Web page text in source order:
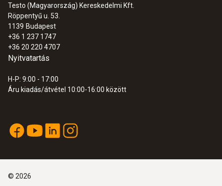
Testo (Magyarország) Kereskedelmi Kft.
Röppentyű u. 53.
1139 Budapest
+36 1 237 1747
+36 20 220 4707
Nyitvatartás
H-P: 9:00 - 17:00
Áru kiadás/átvétel 10:00-16:00 között
© 2026